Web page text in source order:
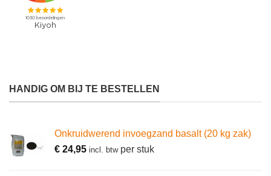
HANDIG OM BIJ TE BESTELLEN
Onkruidwerend invoegzand basalt (20 kg zak)
€ 24,95 incl. btwper stuk